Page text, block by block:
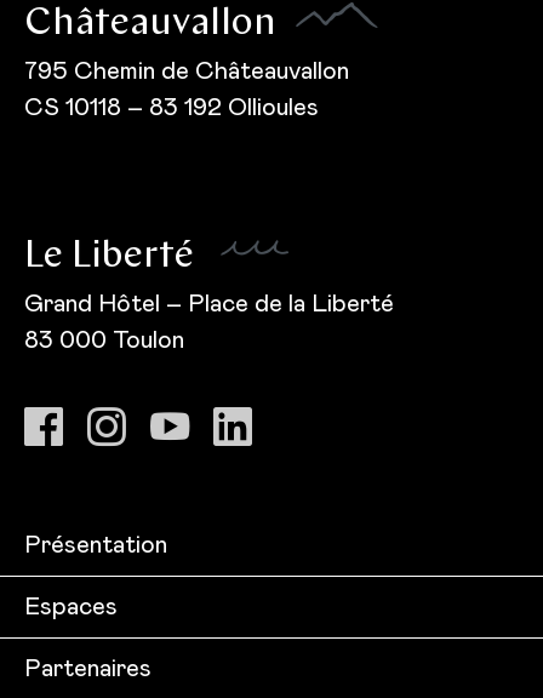
Châteauvallon
795 Chemin de Châteauvallon
CS 10118 – 83 192 Ollioules
Le Liberté
Grand Hôtel – Place de la Liberté
83 000 Toulon
Présentation
Espaces
Partenaires